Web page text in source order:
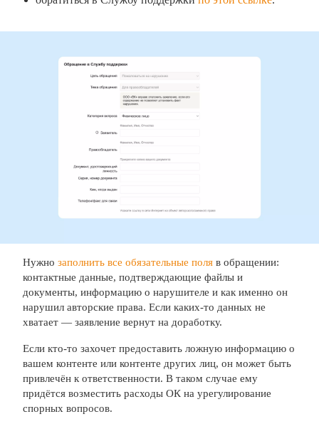
Нужно заполнить все обязательные поля в обращении:
контактные данные, подтверждающие файлы и
документы, информацию о нарушителе и как именно он
нарушил авторские права. Если каких-то данных не
хватает — заявление вернут на доработку.
Если кто-то захочет предоставить ложную информацию о
вашем контенте или контенте других лиц, он может быть
привлечён к ответственности. В таком случае ему
придётся возместить расходы ОК на урегулирование
спорных вопросов.